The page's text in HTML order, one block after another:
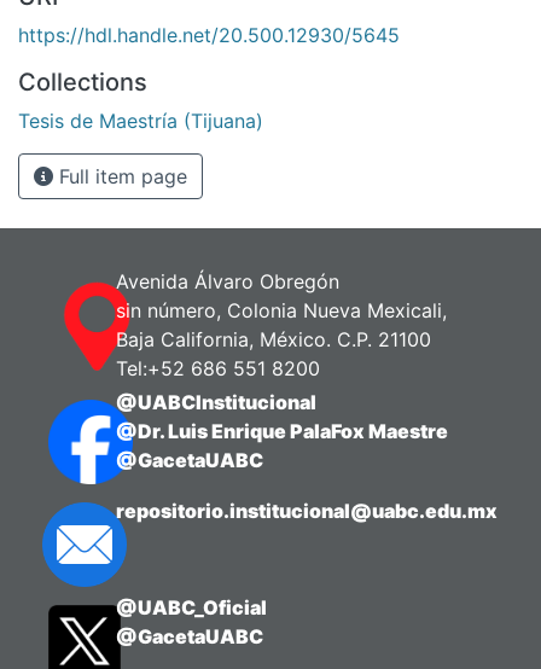
https://hdl.handle.net/20.500.12930/5645
Collections
Tesis de Maestría (Tijuana)
Full item page
Avenida Álvaro Obregón
sin número, Colonia Nueva Mexicali,
Baja California, México. C.P. 21100
Tel:+52 686 551 8200
@UABCInstitucional
@Dr. Luis Enrique PalaFox Maestre
@GacetaUABC
repositorio.institucional@uabc.edu.mx
@UABC_Oficial
@GacetaUABC